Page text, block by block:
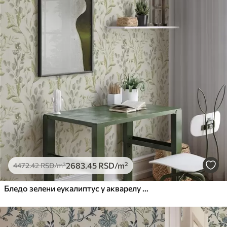
4472.42RSD/m²2683.45 RSD/m²
Бледо зелени еукалиптус у акварелу зелени еукалиптус у акварелу са ботаничким узорком